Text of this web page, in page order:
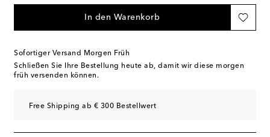
In den Warenkorb
Sofortiger Versand Morgen Früh
Schließen Sie Ihre Bestellung heute ab, damit wir diese morgen
früh versenden können.
Free Shipping ab € 300 Bestellwert